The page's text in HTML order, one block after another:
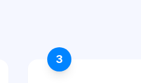
3